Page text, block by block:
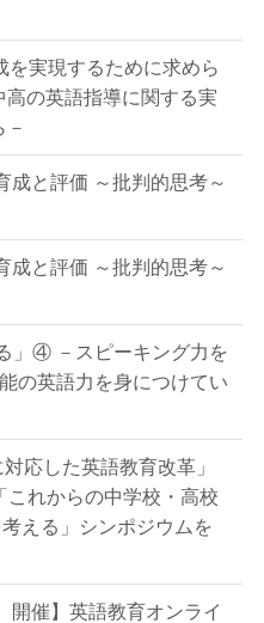
を実現するために求めら
の英語指導に関する実
成と評価 ～批判的思考～
成と評価 ～批判的思考～
」④ －スピーキング力を
の英語力を身につけてい
応した英語教育改革」
これからの中学校・高校
える」シンポジウムを
開催】英語教育オンライ